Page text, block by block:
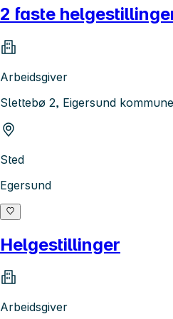
2 faste
Arbeidsgiver
Slettebø 2, Eigersund kommune
Sted
Egersund
Helgestillinger
Arbeidsgiver